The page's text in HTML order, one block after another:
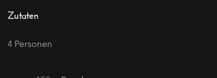
Zutaten
4 Personen